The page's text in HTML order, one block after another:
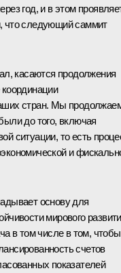
год, и в этом
что следующий саммит
касаются продолжения
стран. Мы
до того, включая
ситуации, то есть
и
основу для
мирового
в том числе в том, чтобы
счетов
показателей